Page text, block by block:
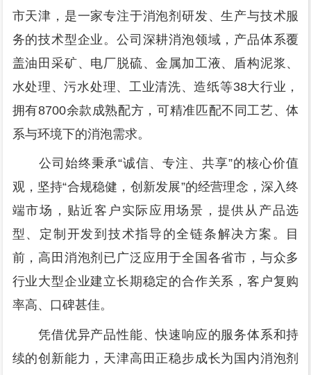
市天津，是一家专注于消泡剂研发、生产与技术服
务的技术型企业。公司深耕消泡领域，产品体系覆
盖油田采矿、电厂脱硫、金属加工液、盾构泥浆、
水处理、污水处理、工业清洗、造纸等38大行业，
拥有8700余款成熟配方，可精准匹配不同工艺、体
系与环境下的消泡需求。
公司始终秉承“诚信、专注、共享”的核心价值
观，坚持“合规稳健，创新发展”的经营理念，深入终
端市场，贴近客户实际应用场景，提供从产品选
型、定制开发到技术指导的全链条解决方案。目
前，高田消泡剂已广泛应用于全国各省市，与众多
行业大型企业建立长期稳定的合作关系，客户复购
率高、口碑甚佳。
凭借优异产品性能、快速响应的服务体系和持
续的创新能力，天津高田正稳步成长为国内消泡剂